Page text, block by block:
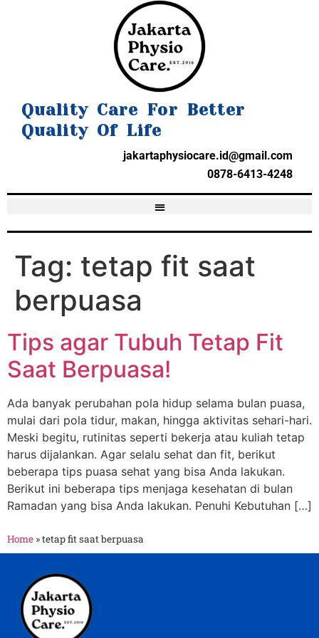
Quality Care For Better
Quality Of Life
jakartaphysiocare.id@gmail.com
0878-6413-4248
Tag: tetap fit saat
berpuasa
Tips agar Tubuh Tetap Fit
Saat Berpuasa!
Ada banyak perubahan pola hidup selama bulan puasa,
mulai dari pola tidur, makan, hingga aktivitas sehari-hari.
Meski begitu, rutinitas seperti bekerja atau kuliah tetap
harus dijalankan. Agar selalu sehat dan fit, berikut
beberapa tips puasa sehat yang bisa Anda lakukan.
Berikut ini beberapa tips menjaga kesehatan di bulan
Ramadan yang bisa Anda lakukan. Penuhi Kebutuhan […]
Home »tetap fit saat berpuasa